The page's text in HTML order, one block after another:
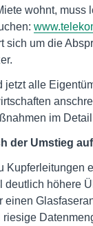
wohnt, muss
sich um die
jetzt alle
im
der Umstieg
Kupferleitungen
deutlich höhere
einen